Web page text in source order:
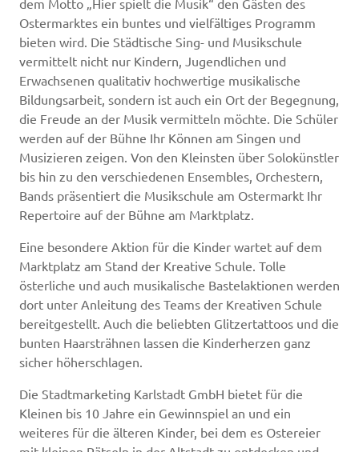
Ostermarktes ein buntes und vielfältiges Programm
bieten wird. Die Städtische Sing- und Musikschule
vermittelt nicht nur Kindern, Jugendlichen und
Erwachsenen qualitativ hochwertige musikalische
Bildungsarbeit, sondern ist auch ein Ort der Begegnung,
die Freude an der Musik vermitteln möchte. Die Schüler
werden auf der Bühne Ihr Können am Singen und
Musizieren zeigen. Von den Kleinsten über Solokünstler
bis hin zu den verschiedenen Ensembles, Orchestern,
Bands präsentiert die Musikschule am Ostermarkt Ihr
Repertoire auf der Bühne am Marktplatz.
Eine besondere Aktion für die Kinder wartet auf dem
Marktplatz am Stand der Kreative Schule. Tolle
österliche und auch musikalische Bastelaktionen werden
dort unter Anleitung des Teams der Kreativen Schule
bereitgestellt. Auch die beliebten Glitzertattoos und die
bunten Haarsträhnen lassen die Kinderherzen ganz
sicher höherschlagen.
Die Stadtmarketing Karlstadt GmbH bietet für die
Kleinen bis 10 Jahre ein Gewinnspiel an und ein
weiteres für die älteren Kinder, bei dem es Ostereier